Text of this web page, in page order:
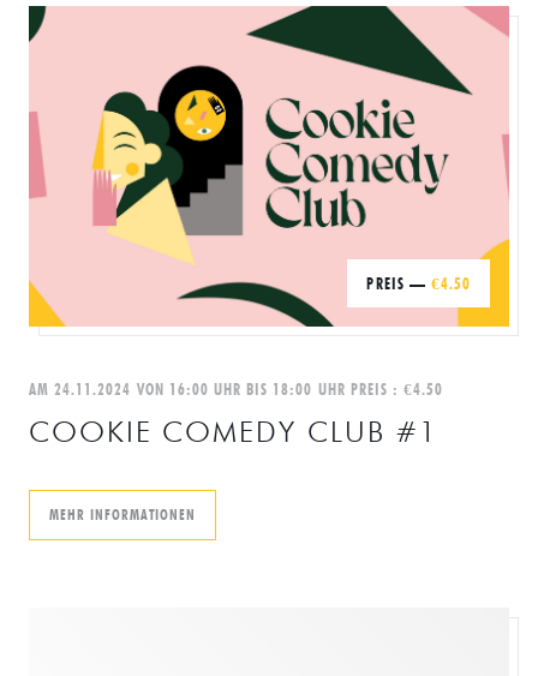
PREIS — €4.50
AM 24.11.2024 VON 16:00 UHR BIS 18:00 UHR PREIS : €4.50
COOKIE COMEDY CLUB #1
MEHR INFORMATIONEN